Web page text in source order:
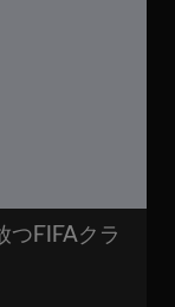
つFIFAクラ